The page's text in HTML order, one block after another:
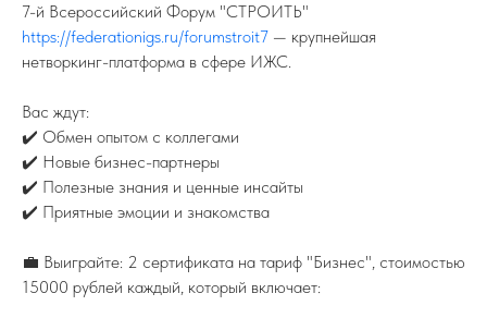
7-й Всероссийский Форум "СТРОИТЬ"
https://federationigs.ru/forumstroit7 — крупнейшая
нетворкинг-платформа в сфере ИЖС.
Вас ждут:
✔️ Обмен опытом с коллегами
✔️ Новые бизнес-партнеры
✔️ Полезные знания и ценные инсайты
✔️ Приятные эмоции и знакомства
💼 Выиграйте: 2 сертификата на тариф "Бизнес", стоимостью
15000 рублей каждый, который включает:
На канале вы найдете самую свежую
ПОДПИСЫВАЙТЕСЬ НА TELEGRAM
ФЕДЕРАЦИИ ИЖС